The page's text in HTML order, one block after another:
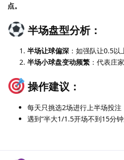
点。
半场盘型分析：
半场让球偏深 ：如强队让0.5
半场小球盘变动频繁 ：代表庄
操作建议：
每天只挑选2场进行上半场投注
遇到“半大1/1.5开场不到15分